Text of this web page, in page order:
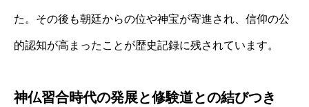
た。その後も朝廷からの位や神宝が寄進され、信仰の公
的認知が高まったことが歴史記録に残されています。
神仏習合時代の発展と修験道との結びつき